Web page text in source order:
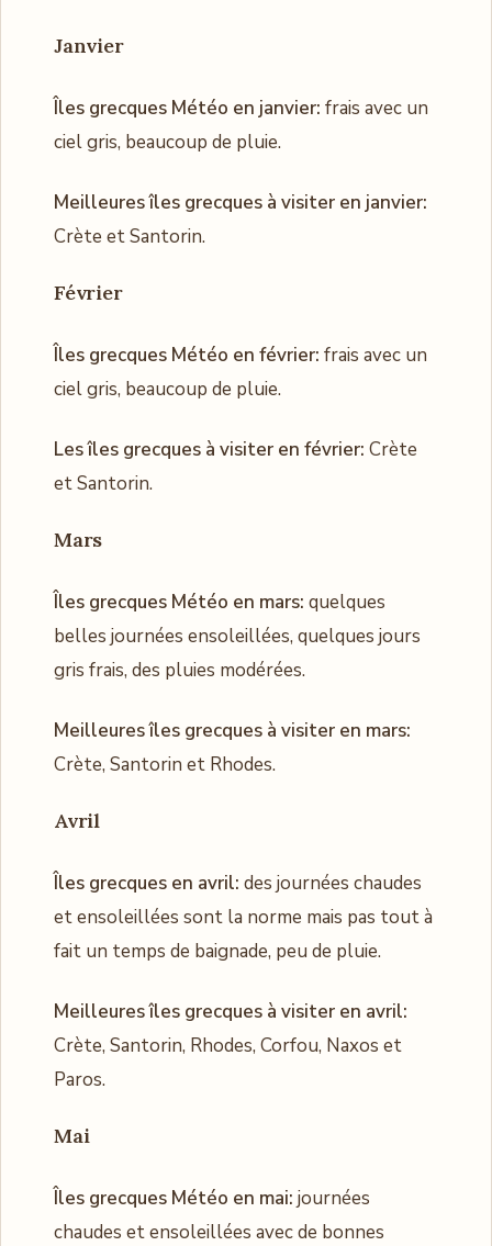
Janvier
Îles grecques Météo en janvier: frais avec un
ciel gris, beaucoup de pluie.
Meilleures îles grecques à visiter en janvier:
Crète et Santorin.
Février
Îles grecques Météo en février: frais avec un
ciel gris, beaucoup de pluie.
Les îles grecques à visiter en février: Crète
et Santorin.
Mars
Îles grecques Météo en mars: quelques
belles journées ensoleillées, quelques jours
gris frais, des pluies modérées.
Meilleures îles grecques à visiter en mars:
Crète, Santorin et Rhodes.
Avril
Îles grecques en avril: des journées chaudes
et ensoleillées sont la norme mais pas tout à
fait un temps de baignade, peu de pluie.
Meilleures îles grecques à visiter en avril:
Crète, Santorin, Rhodes, Corfou, Naxos et
Paros.
Mai
Îles grecques Météo en mai: journées
chaudes et ensoleillées avec de bonnes